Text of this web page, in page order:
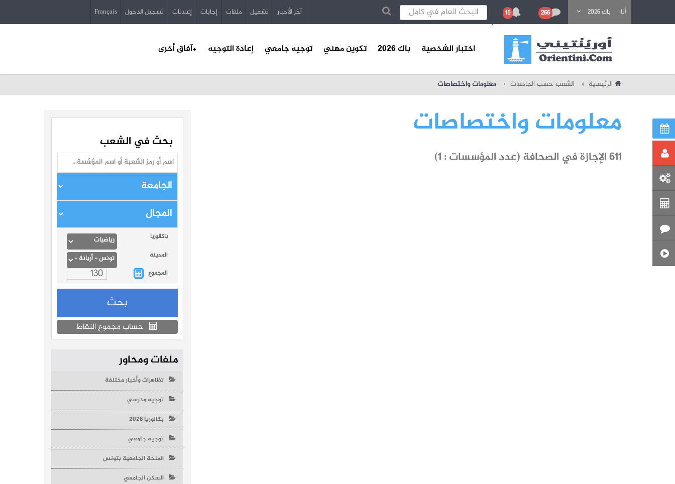
أنا باك 2026
باحث عن تكوين
266
15 آخر الأخبار تشغيل ملفات إجابات إعلانات تسجيل الدخول Français
اختبار الشخصية باك 2026 تكوين مهني توجيه جامعي إعادة التوجيه +آفاق أخرى
الرئيسية الشعب حسب الجامعات معلومات واختصاصات
معلومات واختصاصات
611 الإجازة في الصحافة (عدد المؤسسات : 1)
بحث في الشعب
باكالوريا
المدينة
المجموع
حساب مجموع النقاط
ملفات ومحاور
تظاهرات وأخبار مختلفة
توجيه مدرسي
بكالوريا 2026
توجيه جامعي
المنحة الجامعية بتونس
السكن الجامعي